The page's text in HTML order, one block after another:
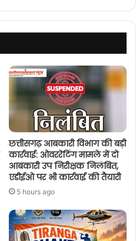
छत्तीसगढ़ आबकारी विभाग की बड़ी
कार्रवाई: ओवररेटिंग मामले में दो
आबकारी उप निरीक्षक निलंबित,
एडीईओ पर भी कार्रवाई की तैयारी
5 hours ago